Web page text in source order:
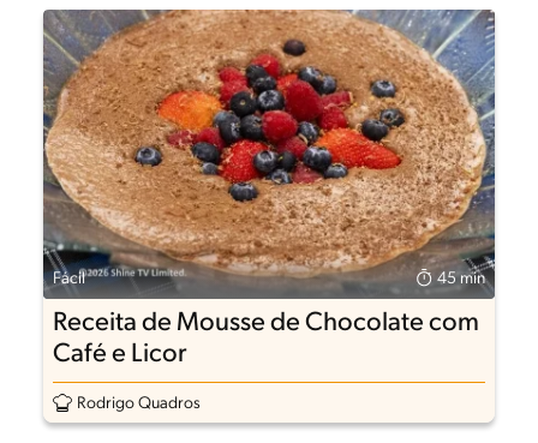
Fácil 45 min
Receita de Mousse de Chocolate com
Café e Licor
Rodrigo Quadros